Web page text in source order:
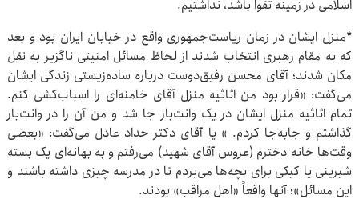
اسلامی در زمینه تقوا باشد، نداشتیم.
*منزل ایشان در زمان ریاست‌جمهوری واقع در خیابان ایران بود و بعد
که به مقام رهبری انتخاب شدند از لحاظ مسائل امنیتی ناگزیر به نقل
مکان شدند؛ آقای محسن رفیق‌دوست درباره ساده‌زیستی زندگی ایشان
می‌گفت: «قرار بود من اثاثیه منزل آقای خامنه‌ای را اسباب‌کشی کنم.
تمام اثاثیه منزل ایشان در یک وانت‌بار جا شد و من آن را در وانت‌بار
گذاشتم و جابه‌جا کردم. » یا آقای دکتر حداد عادل می‌گفت: «بعضی
وقت‌ها خانه دخترم (عروس آقای شهید) می‌رفتم و به بهانه‌ای یک بسته
شیرینی یا کیکی برای بچه‌ها می‌بردم تا در مدرسه چیزی داشته باشند و
این مسائل»؛ آنها واقعاً «اهل مراقب» بودند.